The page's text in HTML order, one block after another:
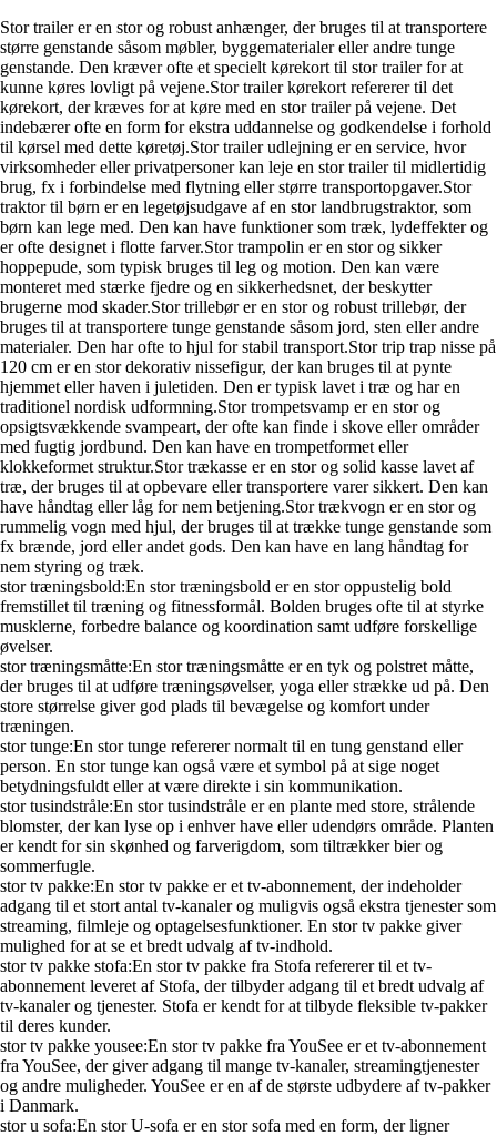
Stor trailer er en stor og robust anhænger, der bruges til at transportere
større genstande såsom møbler, byggematerialer eller andre tunge
genstande. Den kræver ofte et specielt kørekort til stor trailer for at
kunne køres lovligt på vejene.Stor trailer kørekort refererer til det
kørekort, der kræves for at køre med en stor trailer på vejene. Det
indebærer ofte en form for ekstra uddannelse og godkendelse i forhold
til kørsel med dette køretøj.Stor trailer udlejning er en service, hvor
virksomheder eller privatpersoner kan leje en stor trailer til midlertidig
brug, fx i forbindelse med flytning eller større transportopgaver.Stor
traktor til børn er en legetøjsudgave af en stor landbrugstraktor, som
børn kan lege med. Den kan have funktioner som træk, lydeffekter og
er ofte designet i flotte farver.Stor trampolin er en stor og sikker
hoppepude, som typisk bruges til leg og motion. Den kan være
monteret med stærke fjedre og en sikkerhedsnet, der beskytter
brugerne mod skader.Stor trillebør er en stor og robust trillebør, der
bruges til at transportere tunge genstande såsom jord, sten eller andre
materialer. Den har ofte to hjul for stabil transport.Stor trip trap nisse på
120 cm er en stor dekorativ nissefigur, der kan bruges til at pynte
hjemmet eller haven i juletiden. Den er typisk lavet i træ og har en
traditionel nordisk udformning.Stor trompetsvamp er en stor og
opsigtsvækkende svampeart, der ofte kan finde i skove eller områder
med fugtig jordbund. Den kan have en trompetformet eller
klokkeformet struktur.Stor trækasse er en stor og solid kasse lavet af
træ, der bruges til at opbevare eller transportere varer sikkert. Den kan
have håndtag eller låg for nem betjening.Stor trækvogn er en stor og
rummelig vogn med hjul, der bruges til at trække tunge genstande som
fx brænde, jord eller andet gods. Den kan have en lang håndtag for
nem styring og træk.
stor træningsbold:En stor træningsbold er en stor oppustelig bold
fremstillet til træning og fitnessformål. Bolden bruges ofte til at styrke
musklerne, forbedre balance og koordination samt udføre forskellige
øvelser.
stor træningsmåtte:En stor træningsmåtte er en tyk og polstret måtte,
der bruges til at udføre træningsøvelser, yoga eller strække ud på. Den
store størrelse giver god plads til bevægelse og komfort under
træningen.
stor tunge:En stor tunge refererer normalt til en tung genstand eller
person. En stor tunge kan også være et symbol på at sige noget
betydningsfuldt eller at være direkte i sin kommunikation.
stor tusindstråle:En stor tusindstråle er en plante med store, strålende
blomster, der kan lyse op i enhver have eller udendørs område. Planten
er kendt for sin skønhed og farverigdom, som tiltrækker bier og
sommerfugle.
stor tv pakke:En stor tv pakke er et tv-abonnement, der indeholder
adgang til et stort antal tv-kanaler og muligvis også ekstra tjenester som
streaming, filmleje og optagelsesfunktioner. En stor tv pakke giver
mulighed for at se et bredt udvalg af tv-indhold.
stor tv pakke stofa:En stor tv pakke fra Stofa refererer til et tv-
abonnement leveret af Stofa, der tilbyder adgang til et bredt udvalg af
tv-kanaler og tjenester. Stofa er kendt for at tilbyde fleksible tv-pakker
til deres kunder.
stor tv pakke yousee:En stor tv pakke fra YouSee er et tv-abonnement
fra YouSee, der giver adgang til mange tv-kanaler, streamingtjenester
og andre muligheder. YouSee er en af de største udbydere af tv-pakker
i Danmark.
stor u sofa:En stor U-sofa er en stor sofa med en form, der ligner